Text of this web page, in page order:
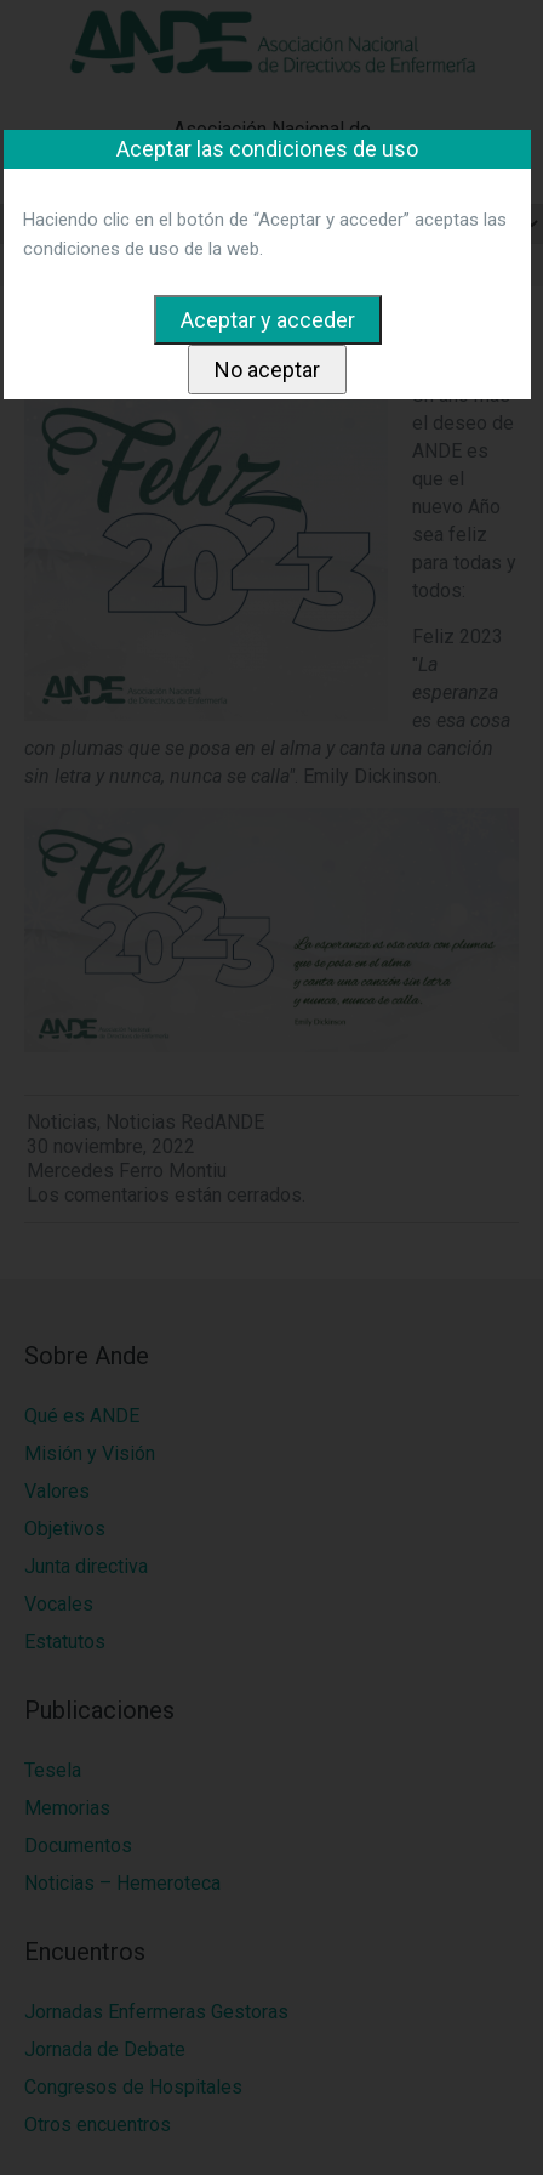
"Ver política"
Asociación Nacional de
Directivos de Enfermería
¡ANDE desea un feliz 2023!
Un año mas
el deseo de
ANDE es
que el
nuevo Año
sea feliz
para todas y
todos:
Feliz 2023
"La
esperanza
es esa cosa
con plumas que se posa en el alma y canta una canción
sin letra y nunca, nunca se calla" . Emily Dickinson.
Noticias, Noticias RedANDE
30 noviembre, 2022
Mercedes Ferro Montiu
Los comentarios están cerrados.
Sobre Ande
Qué es ANDE
Misión y Visión
Valores
Objetivos
Junta directiva
Vocales
Estatutos
Publicaciones
Tesela
Memorias
Documentos
Noticias – Hemeroteca
Encuentros
Jornadas Enfermeras Gestoras
Jornada de Debate
Congresos de Hospitales
Otros encuentros
Aceptar las condiciones de uso
Haciendo clic en el botón de “Aceptar y acceder” aceptas las
condiciones de uso de la web.